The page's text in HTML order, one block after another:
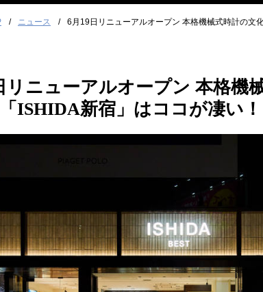
ニュース 6月19日リニューアルオープン 本格機械式時計の文
リニューアルオープン 本格機
ISHIDA新宿」はココが凄い！